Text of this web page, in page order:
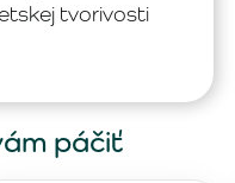
tvorivosti
páčiť